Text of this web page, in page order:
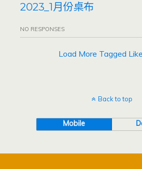
2023_1月份桌布
NO RESPONSES
Load More Tagged
Back to top
Mobile